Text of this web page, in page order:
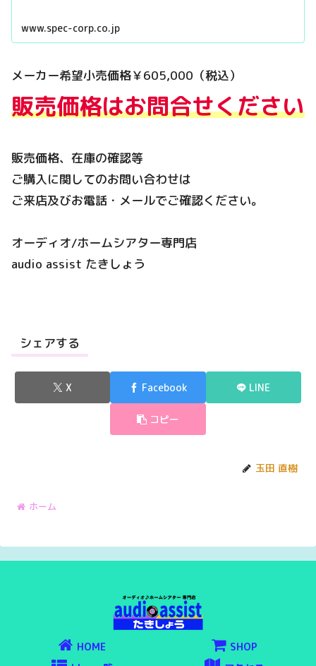
www.spec-corp.co.jp
メーカー希望小売価格￥605,000（税込）
販売価格はお問合せください
販売価格、在庫の確認等
ご購入に関してのお問い合わせは
ご来店及びお電話・メールでご確認ください。
オーディオ/ホームシアター専門店
audio assist たきしょう
シェアする
X Facebook LINE
コピー
玉田 直樹
ホーム
HOME
SHOP